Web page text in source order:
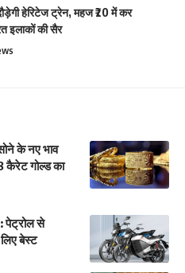
हेरिटेज ट्रेन, महज ₹20 में कर
इलाकों की सैर
के नए भाव
गोल्ड का
पेट्रोल से
बेस्ट